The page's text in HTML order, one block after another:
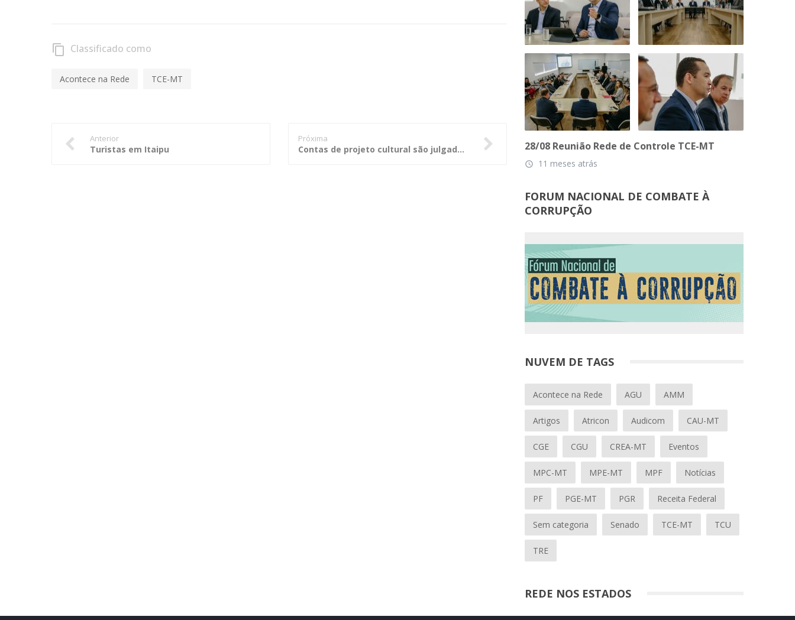
content_copy Classificado como
Acontece na Rede TCE-MT
Anterior
Turistas em Itaipu
Próxima
Contas de projeto cultural são julgadas regulares em análise de recurso 28/08 Reunião Rede de Controle TCE-MT
access_time 11 meses atrás
FORUM NACIONAL DE COMBATE À
CORRUPÇÃO
NUVEM DE TAGS
Acontece na Rede AGU AMM
Artigos Atricon Audicom CAU-MT
CGE CGU CREA-MT Eventos
MPC-MT MPE-MT MPF Notícias
PF PGE-MT PGR Receita Federal
Sem categoria Senado TCE-MT TCU
TRE
REDE NOS ESTADOS